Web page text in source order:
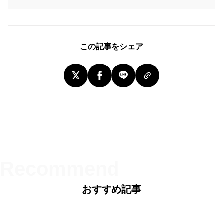
この記事をシェア
おすすめ記事